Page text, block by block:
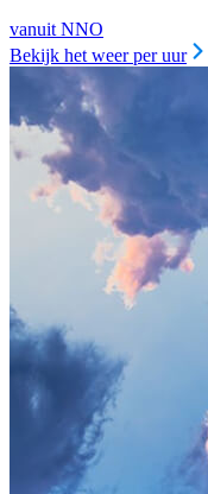
vanuit NNO
Bekijk het weer per uur